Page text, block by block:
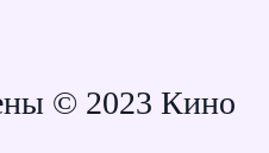
© 2023 Кино